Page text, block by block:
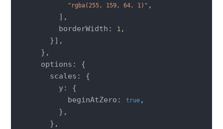
"rgba(255, 159, 64, 1)" ,
      ],
      borderWidth:
1,
    }],
  },
  options: {
    scales: {
      y: {
        beginAtZero:
true,
      },
    },